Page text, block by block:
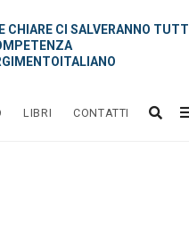
CHIARE CI SALVERANNO TUTTI
LIBRI CONTATTI